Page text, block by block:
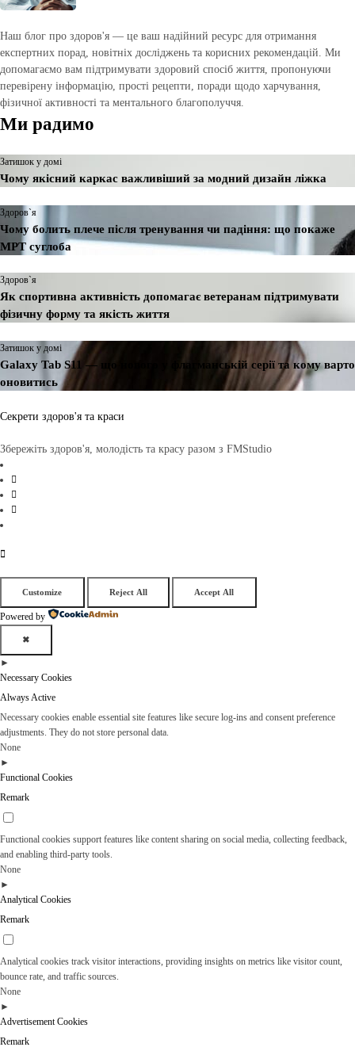
Наш блог про здоров'я — це ваш надійний ресурс для отримання
експертних порад, новітніх досліджень та корисних рекомендацій. Ми
допомагаємо вам підтримувати здоровий спосіб життя, пропонуючи
перевірену інформацію, прості рецепти, поради щодо харчування,
фізичної активності та ментального благополуччя.
Ми радимо
Затишок у домі
Чому якісний каркас важливіший за модний дизайн ліжка
Здоров`я
Чому болить плече після тренування чи падіння: що покаже
МРТ суглоба
Здоров`я
Як спортивна активність допомагає ветеранам підтримувати
фізичну форму та якість життя
Затишок у домі
Galaxy Tab S11 — що нового у флагманській серії та кому варто
оновитись
Секрети здоров'я та краси
Збережіть здоров'я, молодість та красу разом з FMStudio
Customize Reject All Accept All
Powered by
✖
►
Necessary Cookies
Always Active
Necessary cookies enable essential site features like secure log-ins and consent preference
adjustments. They do not store personal data.
None
►
Functional Cookies
Remark
Functional cookies support features like content sharing on social media, collecting feedback,
and enabling third-party tools.
None
►
Analytical Cookies
Remark
Analytical cookies track visitor interactions, providing insights on metrics like visitor count,
bounce rate, and traffic sources.
None
►
Advertisement Cookies
Remark